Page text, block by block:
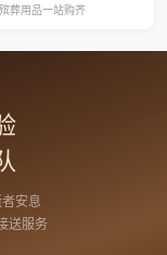
殡葬用品一站购齐
安息
送服务